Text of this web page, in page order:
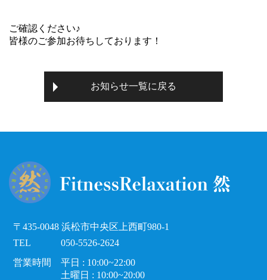
ご確認ください♪
皆様のご参加お待ちしております！
お知らせ一覧に戻る
〒435-0048 浜松市中央区上西町980-1
TEL
050-5526-2624
営業時間
平日 : 10:00~22:00
土曜日 : 10:00~20:00